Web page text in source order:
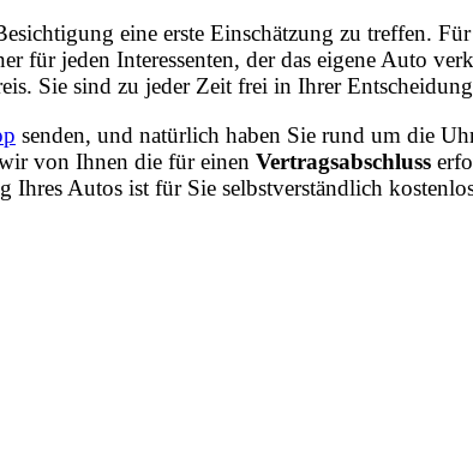
eine erste Einschätzung zu treffen.
jeden Interessenten, der das eigene Auto
Sie sind zu jeder Zeit frei in Ihrer
senden, und natürlich haben Sie rund um die
von Ihnen die für einen Vertragsabschluss
Autos ist für Sie selbstverständlich